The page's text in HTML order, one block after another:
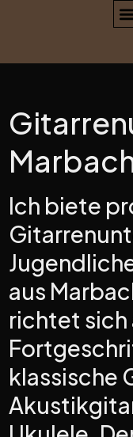
Ich biete
aus
richtet sich
klassische